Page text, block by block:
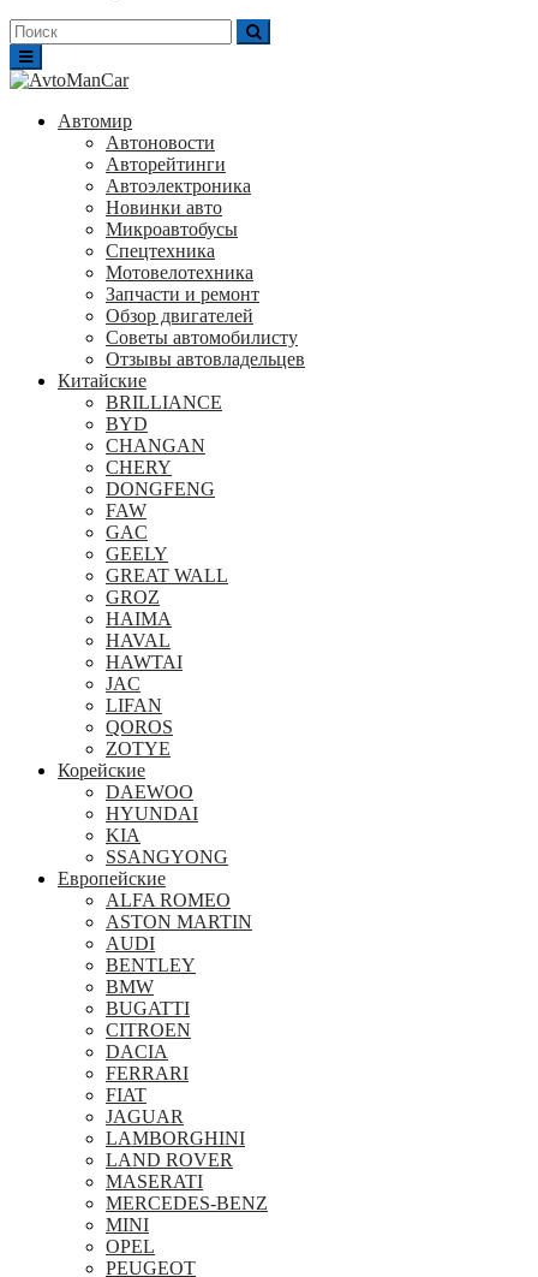
Поиск
для:
Автомир
Автоновости
Авторейтинги
Автоэлектроника
Новинки авто
Микроавтобусы
Спецтехника
Мотовелотехника
Запчасти и ремонт
Обзор двигателей
Советы автомобилисту
Отзывы автовладельцев
Китайские
BRILLIANCE
BYD
CHANGAN
CHERY
DONGFENG
FAW
GAC
GEELY
GREAT WALL
GROZ
HAIMA
HAVAL
HAWTAI
JAC
LIFAN
QOROS
ZOTYE
Корейские
DAEWOO
HYUNDAI
KIA
SSANGYONG
Европейские
ALFA ROMEO
ASTON MARTIN
AUDI
BENTLEY
BMW
BUGATTI
CITROEN
DACIA
FERRARI
FIAT
JAGUAR
LAMBORGHINI
LAND ROVER
MASERATI
MERCEDES-BENZ
MINI
OPEL
PEUGEOT